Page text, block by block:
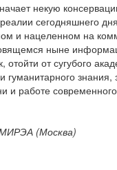
некую
сегодняшнего
и нацеленном на
ныне
от сугубого
гуманитарного
и работе
(Москва)